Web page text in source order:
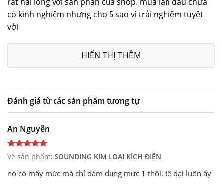
sao
có kinh nghiệm nhưng cho 5 sao vì trải nghiệm tuyệt
vời
HIỂN THỊ THÊM
Đánh giá từ các sản phẩm tương tự
An Nguyễn
Về sản phẩm: SOUNDING KIM LOẠI KÍCH ĐIỆN
nó có mấy mức mà chỉ dám dùng mức 1 thôi. tê dại luôn ấy